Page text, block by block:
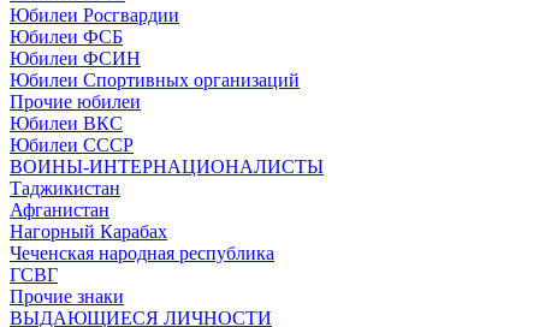
Юбилеи Росгвардии
Юбилеи ФСБ
Юбилеи ФСИН
Юбилеи Спортивных организаций
Прочие юбилеи
Юбилеи ВКС
Юбилеи СССР
ВОИНЫ-ИНТЕРНАЦИОНАЛИСТЫ
Таджикистан
Афганистан
Нагорный Карабах
Чеченская народная республика
ГСВГ
Прочие знаки
ВЫДАЮЩИЕСЯ ЛИЧНОСТИ